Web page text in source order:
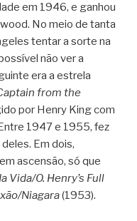
em 1946, e ganhou
No meio de tanta
tentar a sorte na
não ver a
era a estrela
from the
por Henry King com
1947 e 1955, fez
Em dois,
ascensão, só que
Vida/O. Henry’s Full
Niagara(1953).